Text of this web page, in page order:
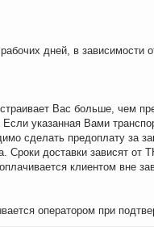
дней, в зависимости
Вас больше, чем
указанная Вами
сделать предоплату за
Сроки доставки зависят от
клиентом вне
оператором при